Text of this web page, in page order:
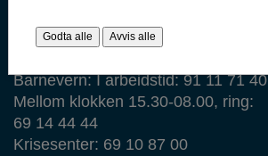
Barnevern: I arbeidstid: 91 11 71 40
Mellom klokken 15.30-08.00, ring:
69 14 44 44
Krisesenter: 69 10 87 00
Godta alle Avvis alle